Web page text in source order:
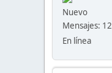
Nuevo
Mensajes: 12
En línea